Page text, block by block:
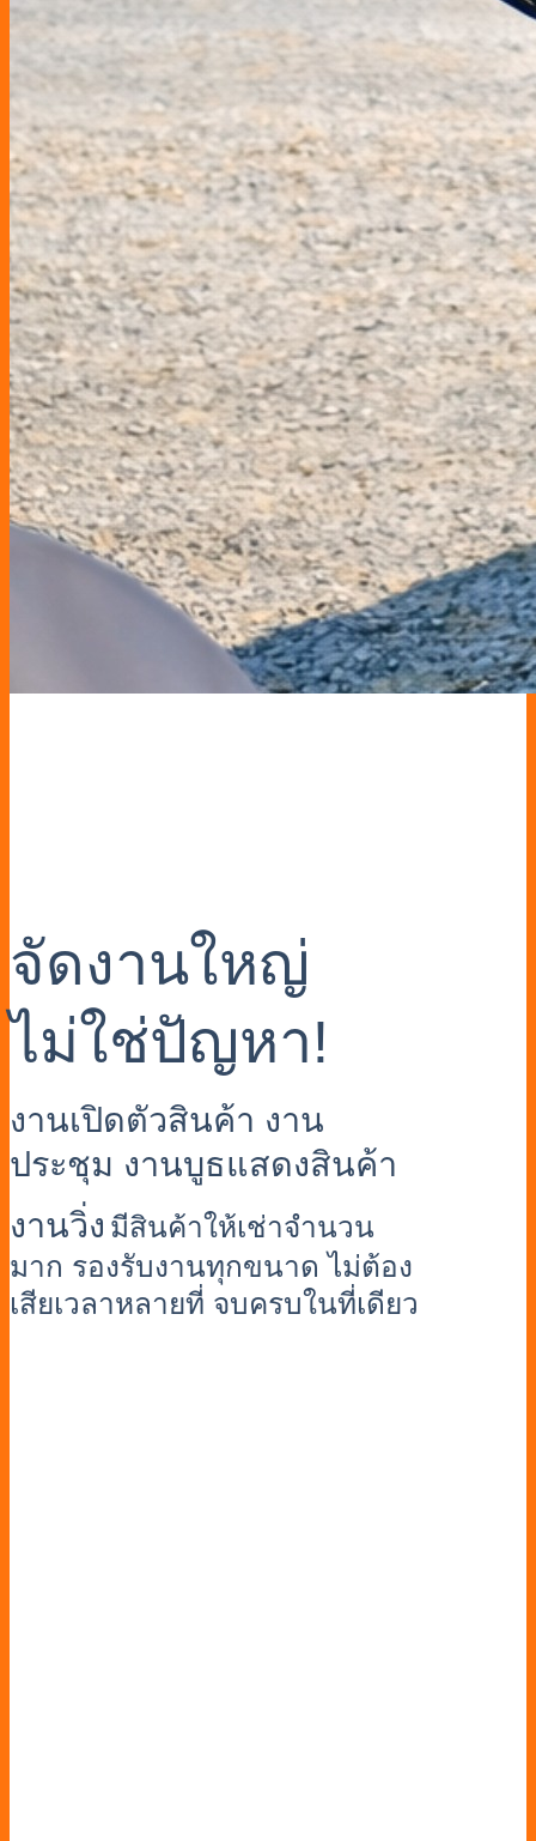
จัดงานใหญ่
ไม่ใช่ปัญหา!
งานเปิดตัวสินค้า งาน
ประชุม งานบูธแสดงสินค้า
งานวิ่ง มีสินค้าให้เช่าจำนวน
มาก รองรับงานทุกขนาด ไม่ต้อง
เสียเวลาหลายที่ จบครบในที่เดียว